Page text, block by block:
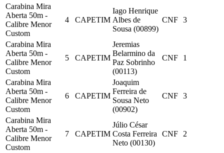
Carabina Mira
Aberta 50m -
Calibre Menor
Custom
4 CAPETIM
Iago Henrique
Albes de
Sousa (00899)
CNF 3
Carabina Mira
Aberta 50m -
Calibre Menor
Custom
5 CAPETIM
Jeremias
Belarmino da
Paz Sobrinho
(00113)
CNF 1
Carabina Mira
Aberta 50m -
Calibre Menor
Custom
6 CAPETIM
Joaquim
Ferreira de
Sousa Neto
(00902)
CNF 3
Carabina Mira
Aberta 50m -
Calibre Menor
Custom
7 CAPETIM
Júlio César
Costa Ferreira
Neto (00130)
CNF 2